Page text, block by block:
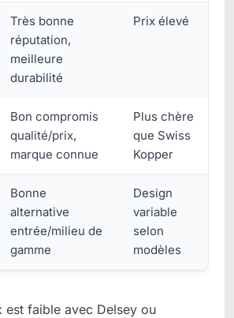
Très bonne
réputation,
meilleure
durabilité
Prix élevé
Bon compromis
qualité/prix,
marque connue
Plus chère
que Swiss
Kopper
Bonne
alternative
entrée/milieu de
gamme
Design
variable
selon
modèles
est faible avec Delsey ou